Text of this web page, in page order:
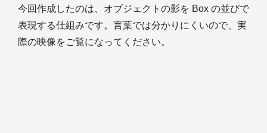
今回作成したのは、オブジェクトの影を Box の並びで
表現する仕組みです。言葉では分かりにくいので、実
際の映像をご覧になってください。